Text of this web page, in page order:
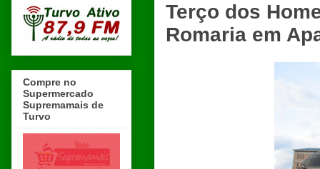
Terço dos
Romaria em
Compre no
Supermercado
Supremamais de
Turvo